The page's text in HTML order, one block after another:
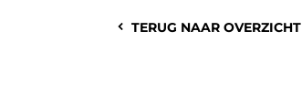
TERUG NAAR OVERZICHT